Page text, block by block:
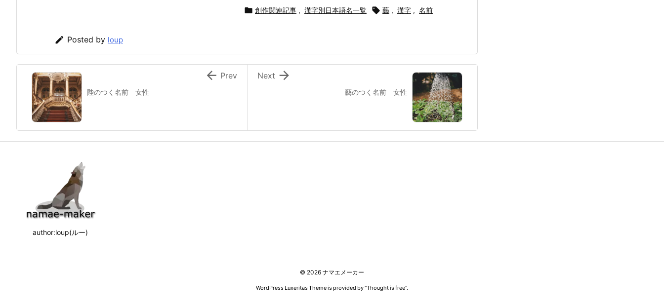
 創作関連記事 , 漢字別日本語名一覧  藝 , 漢字 , 名前
 Posted by loup
藝のつく名前 女性

Next
陛のつく名前 女性
 Prev
author:loup(ルー)
© 2026 ナマエメーカー
WordPress Luxeritas Theme is provided by "Thought is free".